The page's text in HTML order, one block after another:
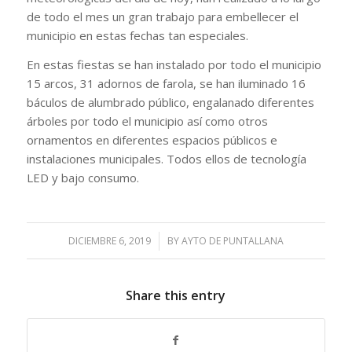
de todo el mes un gran trabajo para embellecer el
municipio en estas fechas tan especiales.
En estas fiestas se han instalado por todo el municipio
15 arcos, 31 adornos de farola, se han iluminado 16
báculos de alumbrado público, engalanado diferentes
árboles por todo el municipio así como otros
ornamentos en diferentes espacios públicos e
instalaciones municipales. Todos ellos de tecnología
LED y bajo consumo.
DICIEMBRE 6, 2019
/ BYAYTO DE PUNTALLANA
Share this entry